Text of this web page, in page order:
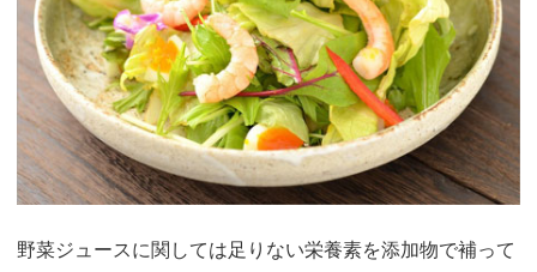
野菜ジュースに関しては足りない栄養素を添加物で補って